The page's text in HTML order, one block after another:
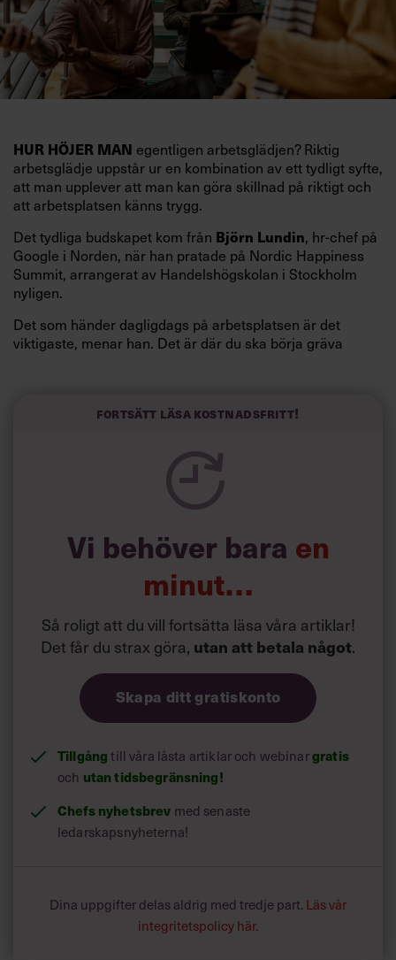
HUR HÖJER MAN egentligen arbetsglädjen? Riktig
arbetsglädje uppstår ur en kombination av ett tydligt syfte,
att man upplever att man kan göra skillnad på riktigt och
att arbetsplatsen känns trygg.
Det tydliga budskapet kom från Björn Lundin, hr-chef på
Google i Norden, när han pratade på Nordic Happiness
Summit, arrangerat av Handelshögskolan i Stockholm
nyligen.
Det som händer dagligdags på arbetsplatsen är det
viktigaste, menar han. Det är där du ska börja gräva
och höjt arbetsglädjen på Google:
Fortsätt läsa kostnadsfritt!
Vi behöver bara en
minut…
Så roligt att du vill fortsätta läsa våra artiklar!
Det får du strax göra, utan att betala något.
Skapa ditt gratiskonto
Tillgångtill våra låsta artiklar och webinargratis
och utan tidsbegränsning!
Chefs nyhetsbrev med senaste
ledarskapsnyheterna!
Dina uppgifter delas aldrig med tredje part. Läs vår
integritetspolicy här.